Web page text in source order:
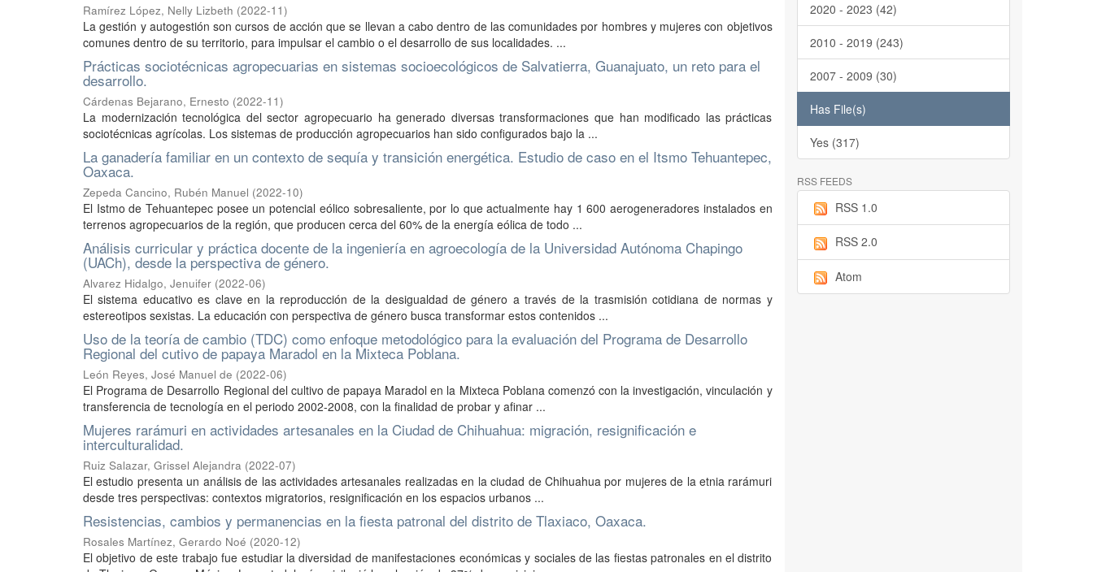
Ramírez López, Nelly Lizbeth (2022-11)
La gestión y autogestión son cursos de acción que se llevan a cabo dentro de las comunidades por hombres y mujeres con objetivos
comunes dentro de su territorio, para impulsar el cambio o el desarrollo de sus localidades. ...
Prácticas sociotécnicas agropecuarias en sistemas socioecológicos de Salvatierra, Guanajuato, un reto para el
desarrollo.
Cárdenas Bejarano, Ernesto (2022-11)
La modernización tecnológica del sector agropecuario ha generado diversas transformaciones que han modificado las prácticas
sociotécnicas agrícolas. Los sistemas de producción agropecuarios han sido configurados bajo la ...
La ganadería familiar en un contexto de sequía y transición energética. Estudio de caso en el Itsmo Tehuantepec,
Oaxaca.
Zepeda Cancino, Rubén Manuel (2022-10)
El Istmo de Tehuantepec posee un potencial eólico sobresaliente, por lo que actualmente hay 1 600 aerogeneradores instalados en
terrenos agropecuarios de la región, que producen cerca del 60% de la energía eólica de todo ...
Análisis curricular y práctica docente de la ingeniería en agroecología de la Universidad Autónoma Chapingo
(UACh), desde la perspectiva de género.
Alvarez Hidalgo, Jenuifer (2022-06)
El sistema educativo es clave en la reproducción de la desigualdad de género a través de la trasmisión cotidiana de normas y
estereotipos sexistas. La educación con perspectiva de género busca transformar estos contenidos ...
Uso de la teoría de cambio (TDC) como enfoque metodológico para la evaluación del Programa de Desarrollo
Regional del cutivo de papaya Maradol en la Mixteca Poblana.
León Reyes, José Manuel de (2022-06)
El Programa de Desarrollo Regional del cultivo de papaya Maradol en la Mixteca Poblana comenzó con la investigación, vinculación y
transferencia de tecnología en el periodo 2002-2008, con la finalidad de probar y afinar ...
Mujeres rarámuri en actividades artesanales en la Ciudad de Chihuahua: migración, resignificación e
interculturalidad.
Ruiz Salazar, Grissel Alejandra (2022-07)
El estudio presenta un análisis de las actividades artesanales realizadas en la ciudad de Chihuahua por mujeres de la etnia rarámuri
desde tres perspectivas: contextos migratorios, resignificación en los espacios urbanos ...
Resistencias, cambios y permanencias en la fiesta patronal del distrito de Tlaxiaco, Oaxaca.
Rosales Martínez, Gerardo Noé (2020-12)
El objetivo de este trabajo fue estudiar la diversidad de manifestaciones económicas y sociales de las fiestas patronales en el distrito
2020 - 2023 (42)
2010 - 2019 (243)
2007 - 2009 (30)
Has File(s)
Yes (317)
RSS FEEDS
RSS 1.0
RSS 2.0
Atom